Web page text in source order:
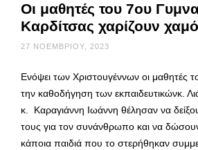
Οι μαθητές του 7ου
Καρδίτσας χαρίζουν
27 ΝΟΕΜΒΡΊΟΥ, 2023
Ενόψει των Χριστουγέννων οι μαθητές
την καθοδήγηση των εκπαιδευτικώνκ.
κ. Καραγιάννη Ιωάννη θέλησαν να
τους για τον συνάνθρωπο και να
κάποια παιδιά που το στερήθηκαν